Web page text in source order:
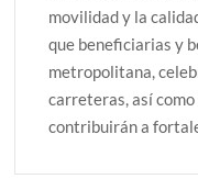
movilidad y la
que beneficiarias y
metropolitana,
carreteras, así
contribuirán a